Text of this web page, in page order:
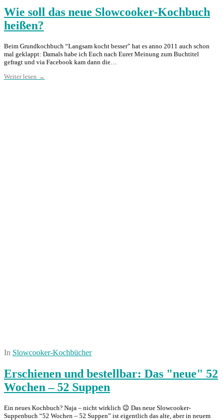
Wie soll das neue Slowcooker-Kochbuch
heißen?
Beim Grundkochbuch “Langsam kocht besser” hat es anno 2011 auch schon
mal geklappt: Damals habe ich Euch nach Eurer Meinung zum Buchtitel
gefragt und via Facebook kam dann die…
Weiter lesen →
In Slowcooker-Kochbücher
Erschienen und bestellbar: Das "neue" 52
Wochen – 52 Suppen
Ein neues Kochbuch? Naja – nicht wirklich 😉 Das neue Slowcooker-
Suppenbuch “52 Wochen – 52 Suppen” ist eigentlich das alte, aber in neuem